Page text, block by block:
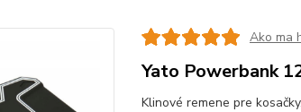
Ako ma
Yato Powerbank
Klinové remene pre